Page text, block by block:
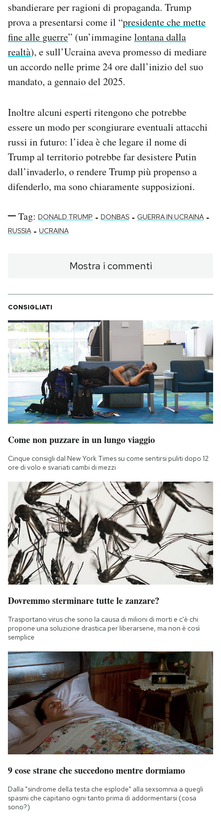
sbandierare per ragioni di propaganda. Trump
prova a presentarsi come il “presidente che mette
fine alle guerre” (un’immaginelontana dalla
realtà), e sull’Ucraina aveva promesso di mediare
un accordo nelle prime 24 ore dall’inizio del suo
mandato, a gennaio del 2025.
Inoltre alcuni esperti ritengono che potrebbe
essere un modo per scongiurare eventuali attacchi
russi in futuro: l’idea è che legare il nome di
Trump al territorio potrebbe far desistere Putin
dall’invaderlo, o rendere Trump più propenso a
difenderlo, ma sono chiaramente supposizioni.
Tag: DONALD TRUMP - DONBAS - GUERRA IN UCRAINA -
RUSSIA - UCRAINA
Mostra i commenti
CONSIGLIATI
Come non puzzare in un lungo viaggio
Cinque consigli dal New York Times su come sentirsi puliti dopo 12
ore di volo e svariati cambi di mezzi
Dovremmo sterminare tutte le zanzare?
Trasportano virus che sono la causa di milioni di morti e c'è chi
propone una soluzione drastica per liberarsene, ma non è così
semplice
9 cose strane che succedono mentre dormiamo
Dalla "sindrome della testa che esplode" alla sexsomnia a quegli
spasmi che capitano ogni tanto prima di addormentarsi (cosa
sono?)